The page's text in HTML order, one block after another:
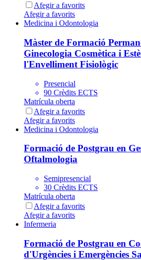
Afegir a favorits
Afegir a favorits
Medicina i Odontologia
Màster de Formació
Ginecologia Cosmètica i
l'Envelliment Fisiològic
Presencial
90 Crèdits ECTS
Matrícula oberta
Afegir a favorits
Afegir a favorits
Medicina i Odontologia
Formació de Postgrau en
Oftalmologia
Semipresencial
30 Crèdits ECTS
Matrícula oberta
Afegir a favorits
Afegir a favorits
Infermeria
Formació de Postgrau en
d'Urgències i Emergències